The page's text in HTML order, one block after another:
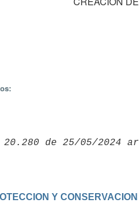
20.280 de 25/05/2024
Y